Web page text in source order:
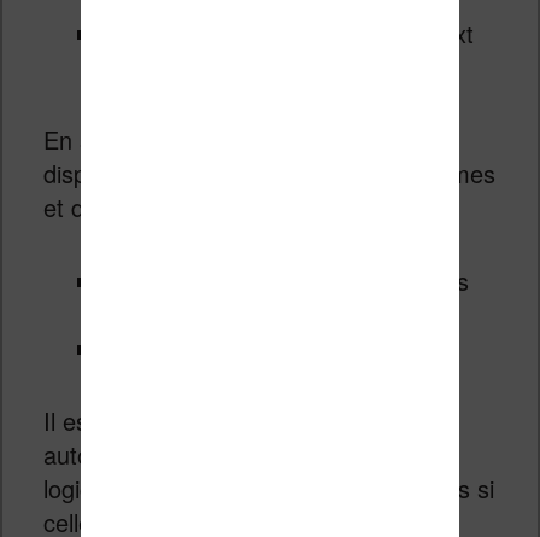
(« full text
En supplément, Calibre est maintenant
disponible en natif sur plus de plateformes
et d’ordinateurs :
Apple Silicon (pour les ordinateurs
Il est à noter que Calibre installe
automatiquement la version 64bits du
logiciel et va supprimer la version 32bits si
celle-ci est trouvée sur un ordinateur.